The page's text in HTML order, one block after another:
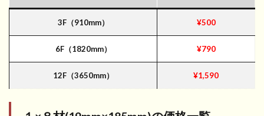
3F（910mm） ¥500
6F（1820mm） ¥790
12F（3650mm） ¥1,590